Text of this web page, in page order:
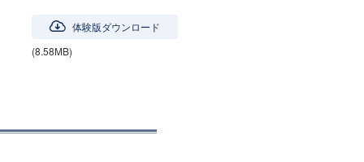
体験版ダウンロード
(8.58MB)